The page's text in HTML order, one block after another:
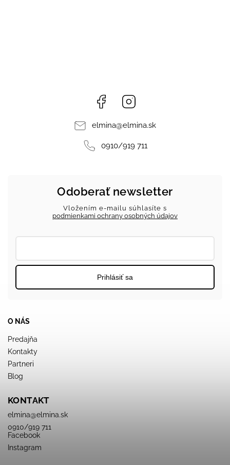
Facebook
elmina@elmina.sk
0910/919 711
O NÁS
Predajňa
Kontakty
Partneri
Blog
KONTAKT
elmina@elmina.sk
0910/919 711
Facebook
Instagram
Odoberať newsletter
Vložením e-mailu súhlasíte s
podmienkami ochrany osobných údajov
Prihlásiť sa